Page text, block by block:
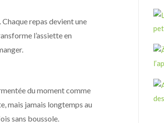
repas devient une
l’assiette en
du moment comme
mais jamais longtemps au
sans boussole.